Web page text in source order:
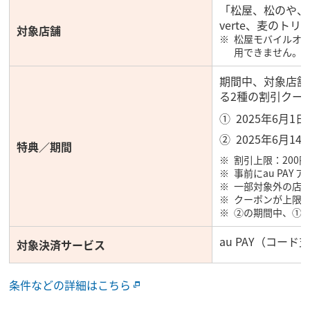
対象店舗
「松屋、松のや
verte、麦のトリ
松屋モバイルオ
用できません。
特典／期間
期間中、対象店
る2種の割引クー
2025年6月1
2025年6月14
割引上限：200
事前にau PAY
一部対象外の店
クーポンが上限
②の期間中、①②
対象決済サービス au PAY（コード
条件などの詳細はこちら